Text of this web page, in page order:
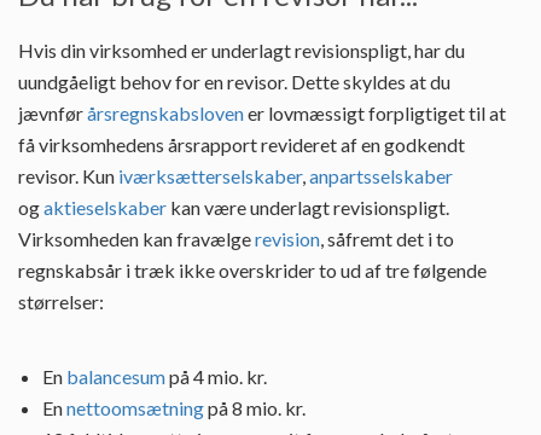
Hvis din virksomhed er underlagt revisionspligt, har du
uundgåeligt behov for en revisor. Dette skyldes at du
jævnførårsregnskabslovener lovmæssigt forpligtiget til at
få virksomhedens årsrapport revideret af en godkendt
revisor. Kun iværksætterselskaber,anpartsselskaber
ogaktieselskaber kan være underlagt revisionspligt.
Virksomheden kan fravælgerevision, såfremt det i to
regnskabsår i træk ikke overskrider to ud af tre følgende
størrelser:
En balancesumpå 4 mio. kr.
Ennettoomsætningpå 8 mio. kr.